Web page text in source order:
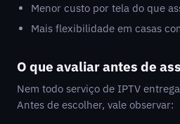
Menor custo por tela do que
Mais flexibilidade em casas
O que avaliar antes de
Nem todo serviço de IPTV
Antes de escolher, vale observar: